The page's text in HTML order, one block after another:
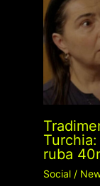
ruba
Social/